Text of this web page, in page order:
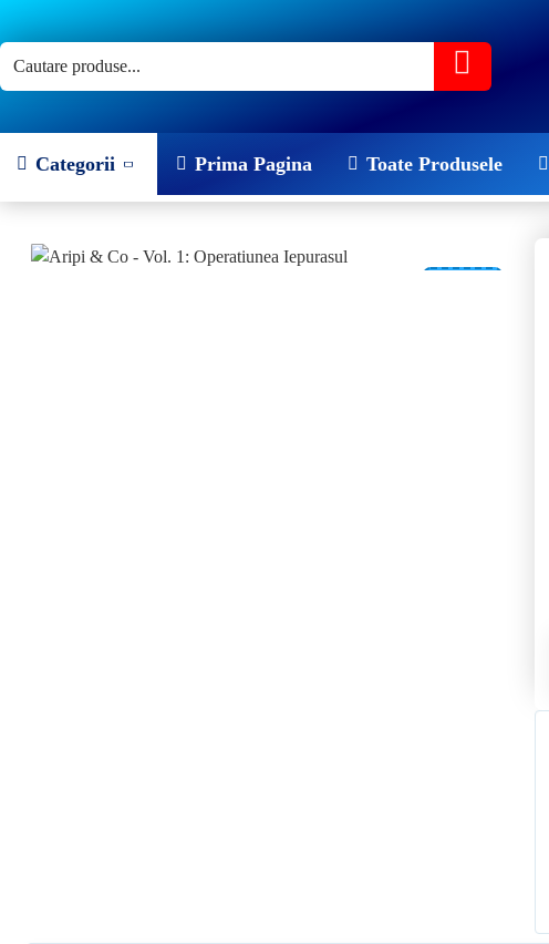
Categorii Prima Pagina Toate Produsele